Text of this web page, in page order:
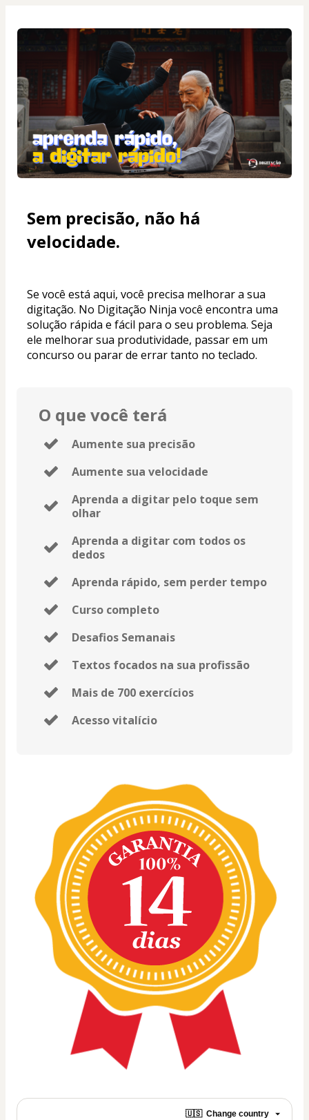
Sem precisão, não há
velocidade.
Se você está aqui, você precisa melhorar a sua
digitação. No Digitação Ninja você encontra uma
solução rápida e fácil para o seu problema. Seja
ele melhorar sua produtividade, passar em um
concurso ou parar de errar tanto no teclado.
O que você terá
Aumente sua precisão
Aumente sua velocidade
Aprenda a digitar pelo toque sem
olhar
Aprenda a digitar com todos os
dedos
Aprenda rápido, sem perder tempo
Curso completo
Desafios Semanais
Textos focados na sua profissão
Mais de 700 exercícios
Acesso vitalício
🇺🇸 Change country